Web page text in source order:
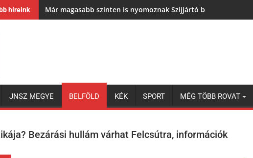
híreink Már magasabb szinten is nyomoznak Szijjártó
JNSZ MEGYE BELFÖLD KÉK SPORT MÉG TÖBB ROVAT
Bezárási hullám várhat Felcsútra, információk